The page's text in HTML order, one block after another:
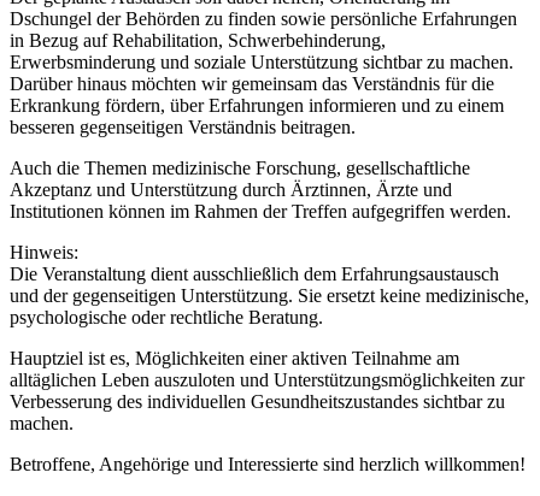
Dschungel der Behörden zu finden sowie persönliche Erfahrungen
in Bezug auf Rehabilitation, Schwerbehinderung,
Erwerbsminderung und soziale Unterstützung sichtbar zu machen.
Darüber hinaus möchten wir gemeinsam das Verständnis für die
Erkrankung fördern, über Erfahrungen informieren und zu einem
besseren gegenseitigen Verständnis beitragen.
Auch die Themen medizinische Forschung, gesellschaftliche
Akzeptanz und Unterstützung durch Ärztinnen, Ärzte und
Institutionen können im Rahmen der Treffen aufgegriffen werden.
Hinweis:
Die Veranstaltung dient ausschließlich dem Erfahrungsaustausch
und der gegenseitigen Unterstützung. Sie ersetzt keine medizinische,
psychologische oder rechtliche Beratung.
Hauptziel ist es, Möglichkeiten einer aktiven Teilnahme am
alltäglichen Leben auszuloten und Unterstützungsmöglichkeiten zur
Verbesserung des individuellen Gesundheitszustandes sichtbar zu
machen.
Betroffene, Angehörige und Interessierte sind herzlich willkommen!